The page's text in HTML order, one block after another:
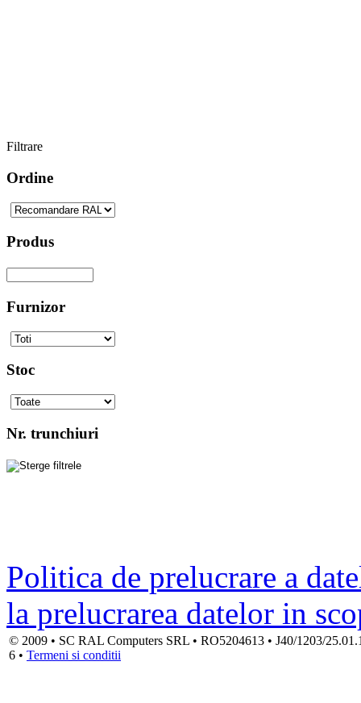
Filtrare
Ordine
Produs
Furnizor
Stoc
Nr. trunchiuri
Politica de prelucrare a
la prelucrarea datelor in
© 2009 • SC RAL Computers SRL • RO5204613 • J40/1203/
6 • Termeni si conditii